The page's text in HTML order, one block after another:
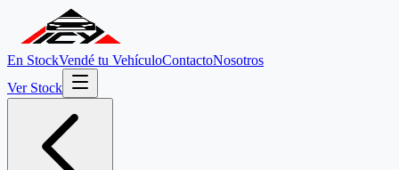
En StockVendé tu VehículoContactoNosotros
Ver Stock